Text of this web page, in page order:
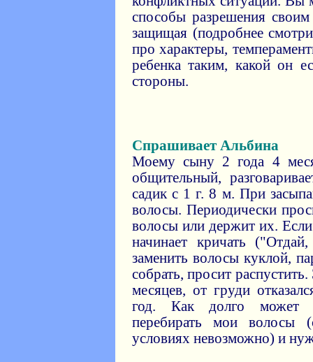
способы разрешения
защищая (подробнее
про характеры,
ребенка таким, какой он
стороны.
Спрашивает Альбина
Моему сыну 2 года 4
общительный,
садик с 1 г. 8 м. При
волосы. Периодически
волосы или держит их.
начинает кричать
заменить волосы куклой,
собрать, просит
месяцев, от груди
год. Как долго может
перебирать мои волосы
условиях невозможно) и